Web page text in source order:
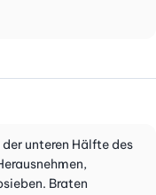
unteren Hälfte des
Braten